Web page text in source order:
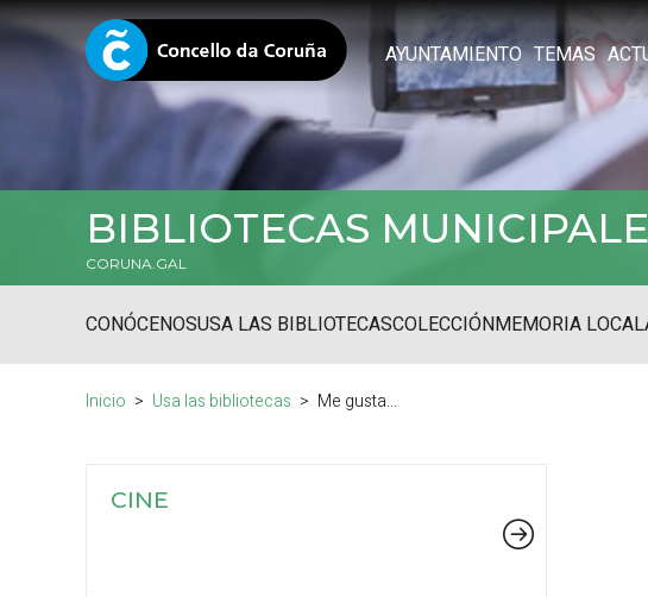
AYUNTAMIENTO TEMAS
BIBLIOTECAS
CORUNA.GAL
CONÓCENOSUSA LAS BIBLIOTECASCOLECCIÓNMEMORIA LOCAL
Inicio Usa las bibliotecas Me gusta...
CINE